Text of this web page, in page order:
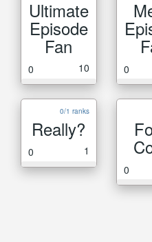
Ultimate
Episode
Fan
0 10 0
0/1 ranks
Really?
0 1
0